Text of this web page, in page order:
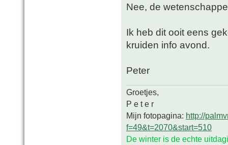
Nee, de
Ik heb dit ooit eens
kruiden info avond.
Peter
Groetjes,
P e t e r
Mijn fotopagina: http://
f=49&t=2070&start=510
De winter is de echte